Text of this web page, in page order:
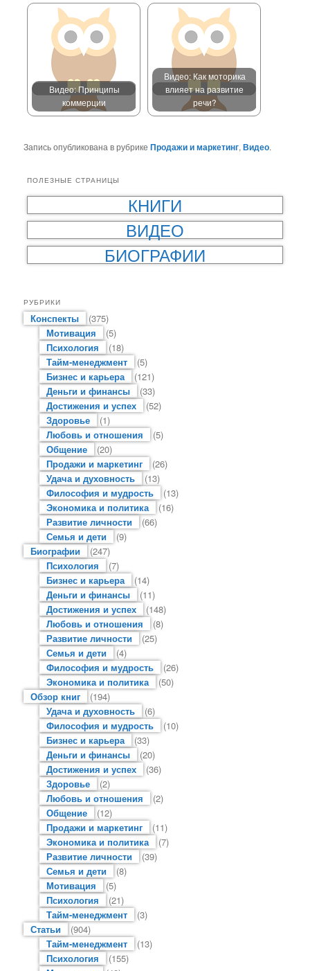
Видео: Принципы
коммерции
Видео: Как моторика
влияет на развитие
речи?
Запись опубликована в рубрикеПродажи и маркетинг,Видео.
ПОЛЕЗНЫЕ СТРАНИЦЫ
КНИГИ
ВИДЕО
БИОГРАФИИ
РУБРИКИ
Конспекты
(375)
Мотивация
(5)
Психология
(18)
Тайм-менеджмент
(5)
Бизнес и карьера
(121)
Деньги и финансы
(33)
Достижения и успех
(52)
Здоровье
(1)
Любовь и отношения
(5)
Общение
(20)
Продажи и маркетинг
(26)
Удача и духовность
(13)
Философия и мудрость
(13)
Экономика и политика
(16)
Развитие личности
(66)
Семья и дети
(9)
Биографии
(247)
Психология
(7)
Бизнес и карьера
(14)
Деньги и финансы
(11)
Достижения и успех
(148)
Любовь и отношения
(8)
Развитие личности
(25)
Семья и дети
(4)
Философия и мудрость
(26)
Экономика и политика
(50)
Обзор книг
(194)
Удача и духовность
(6)
Философия и мудрость
(10)
Бизнес и карьера
(33)
Деньги и финансы
(20)
Достижения и успех
(36)
Здоровье
(2)
Любовь и отношения
(2)
Общение
(12)
Продажи и маркетинг
(11)
Экономика и политика
(7)
Развитие личности
(39)
Семья и дети
(8)
Мотивация
(5)
Психология
(21)
Тайм-менеджмент
(3)
Статьи
(904)
Тайм-менеджмент
(13)
Психология
(155)